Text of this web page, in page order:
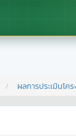
ผลการประเมินโค